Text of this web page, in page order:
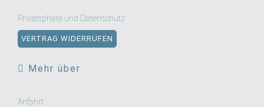
Privatsphäre und Datenschutz
VERTRAG WIDERRUFEN
Mehr über
Anfahrt